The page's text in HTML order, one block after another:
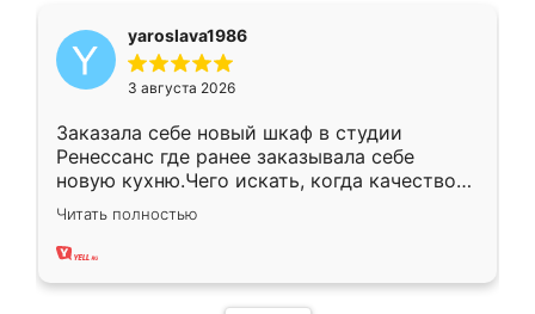
yaroslava1986
3 августа 2026
Заказала себе новый шкаф в студии
Ренессанс где ранее заказывала себе
новую кухню.Чего искать, когда качеством
вполне довольна. Служит кухня уже почти
два года, нареканий нет.
Читать полностью